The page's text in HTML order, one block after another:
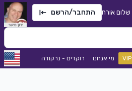
שלום אורח התחבר/הרשם
VIP מי אנחנו רוקדים - נרקודה